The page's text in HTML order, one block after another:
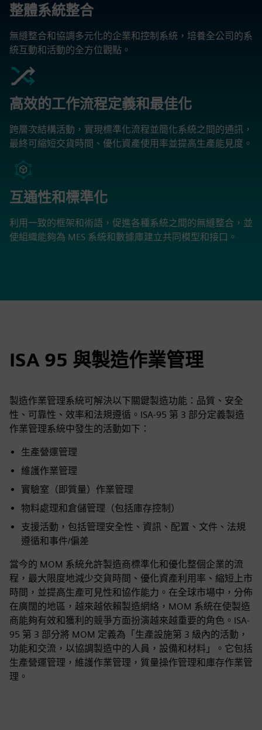
整體系統整合
無縫整合和協調多元化的企業和控制系統，培養全公司的系
統互動和活動的全方位觀點。
高效的工作流程定義和最佳化
跨層次結構活動，實現標準化流程並簡化系統之間的通訊，
最終可縮短交貨時間、優化資產使用率並提高生產能見度。
互通性和標準化
利用一致的框架和術語，促進各種系統之間的無縫整合，並
使組織能夠為 MES 系統和數據庫建立共同模型和接口。
ISA 95 與製造作業管理
製造作業管理系統可解決以下關鍵製造功能：品質、安全
性、可靠性、效率和法規遵循。ISA-95 第 3 部分定義製造
作業管理系統中發生的活動如下：
生產營運管理
維護作業管理
實驗室（即質量）作業管理
物料處理和倉儲管理（包括庫存控制）
支援活動，包括管理安全性、資訊、配置、文件、法規
遵循和事件/偏差
當今的 MOM 系統允許製造商標準化和優化整個企業的流
程，最大限度地減少交貨時間、優化資產利用率、縮短上市
時間，並提高生產可見性和協作能力。在全球市場中，分佈
在廣闊的地區，越來越依賴製造網絡，MOM 系統在使製造
商能夠有效和獲利的競爭方面扮演越來越重要的角色。ISA-
95 第 3 部分將 MOM 定義為「生產設施第 3 級內的活動，
功能和交流，以協調製造中的人員，設備和材料」。它包括
生產營運管理，維護作業管理，質量操作管理和庫存作業管
理。